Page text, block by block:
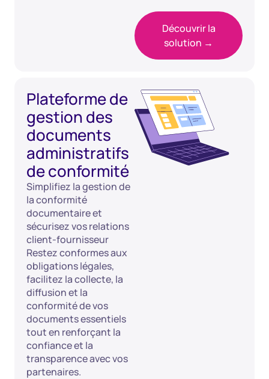
Découvrir la
solution →
Plateforme de
gestion des
documents
administratifs
de conformité
Simplifiez la gestion de
la conformité
documentaire et
sécurisez vos relations
client-fournisseur
Restez conformes aux
obligations légales,
facilitez la collecte, la
diffusion et la
conformité de vos
documents essentiels
tout en renforçant la
confiance et la
transparence avec vos
partenaires.